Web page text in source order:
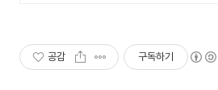
공감 구독하기